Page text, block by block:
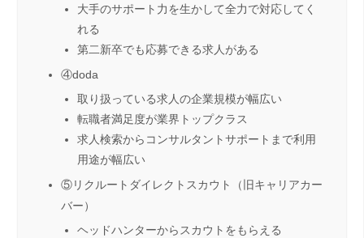
大手のサポート力を生かして全力で対応してく
れる
第二新卒でも応募できる求人がある
④doda
取り扱っている求人の企業規模が幅広い
転職者満足度が業界トップクラス
求人検索からコンサルタントサポートまで利用
用途が幅広い
⑤リクルートダイレクトスカウト（旧キャリアカー
バー）
ヘッドハンターからスカウトをもらえる